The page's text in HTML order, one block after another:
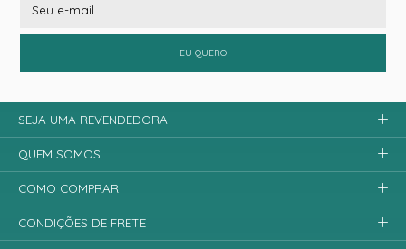
EU QUERO
SEJA UMA REVENDEDORA
QUEM SOMOS
COMO COMPRAR
CONDIÇÕES DE FRETE